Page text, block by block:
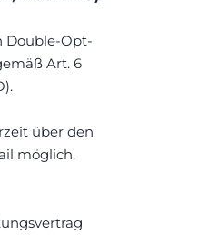
Double-Opt-
Art. 6
über den
möglich.